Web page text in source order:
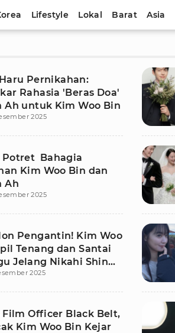
Lifestyle Lokal Barat Asia
Pernikahan:
Rahasia 'Beras Doa'
Ah untuk Kim Woo Bin
2025
Potret Bahagia
Kim Woo Bin dan
Ah
2025
Pengantin! Kim Woo
Tenang dan Santai
Jelang Nikahi Shin
2025
Film Officer Black Belt,
Kim Woo Bin Kejar